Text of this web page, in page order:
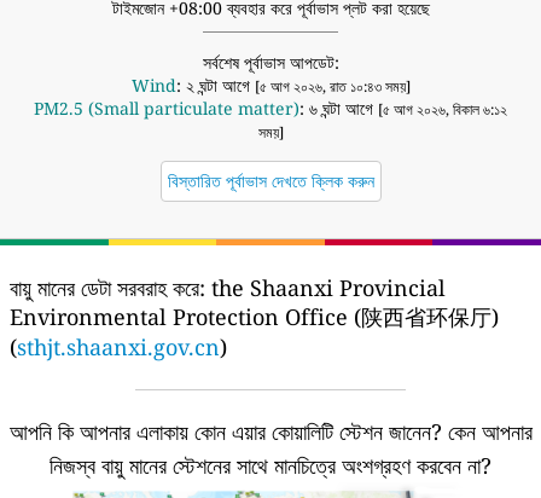
টাইমজোন +08:00 ব্যবহার করে পূর্বাভাস প্লট করা হয়েছে
সর্বশেষ পূর্বাভাস আপডেট:
Wind: ২ ঘন্টা আগে [৫ আগ ২০২৬, রাত ১০:৪৩ সময়]
PM2.5 (Small particulate matter): ৬ ঘন্টা আগে [৫ আগ ২০২৬, বিকাল ৬:১২
সময়]
বিস্তারিত পূর্বাভাস দেখতে ক্লিক করুন
বায়ু মানের ডেটা সরবরাহ করে: the Shaanxi Provincial
Environmental Protection Office (陕西省环保厅)
(sthjt.shaanxi.gov.cn)
আপনি কি আপনার এলাকায় কোন এয়ার কোয়ালিটি স্টেশন জানেন? কেন আপনার
নিজস্ব বায়ু মানের স্টেশনের সাথে মানচিত্রে অংশগ্রহণ করবেন না?